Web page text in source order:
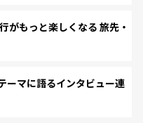
もっと楽しくなる 旅先・
ーマに語るインタビュー連